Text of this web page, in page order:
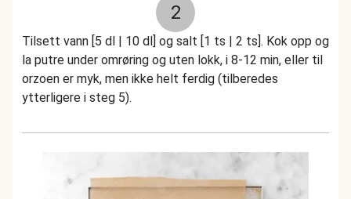
2
Tilsett vann [5 dl | 10 dl] og salt [1 ts | 2 ts]. Kok opp og
la putre under omrøring og uten lokk, i 8-12 min, eller til
orzoen er myk, men ikke helt ferdig (tilberedes
ytterligere i steg 5).